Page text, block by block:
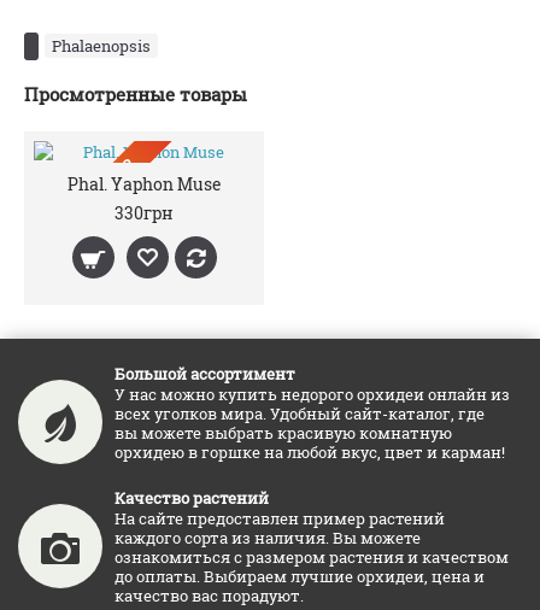
Phalaenopsis
Просмотренные товары
ПРЕДЗАКАЗ
Phal. Yaphon Muse
330грн
Большой ассортимент
У нас можно купить недорого орхидеи онлайн из
всех уголков мира. Удобный сайт-каталог, где
вы можете выбрать красивую комнатную
орхидею в горшке на любой вкус, цвет и карман!
Качество растений
На сайте предоставлен пример растений
каждого сорта из наличия. Вы можете
ознакомиться с размером растения и качеством
до оплаты. Выбираем лучшие орхидеи, цена и
качество вас порадуют.